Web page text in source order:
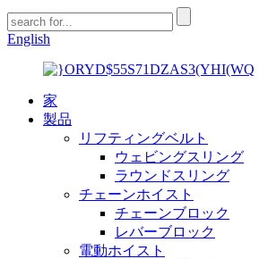
English
家
製品
リフティングベルト
ウェビングスリング
ラウンドスリング
チェーンホイスト
チェーンブロック
レバーブロック
電動ホイスト